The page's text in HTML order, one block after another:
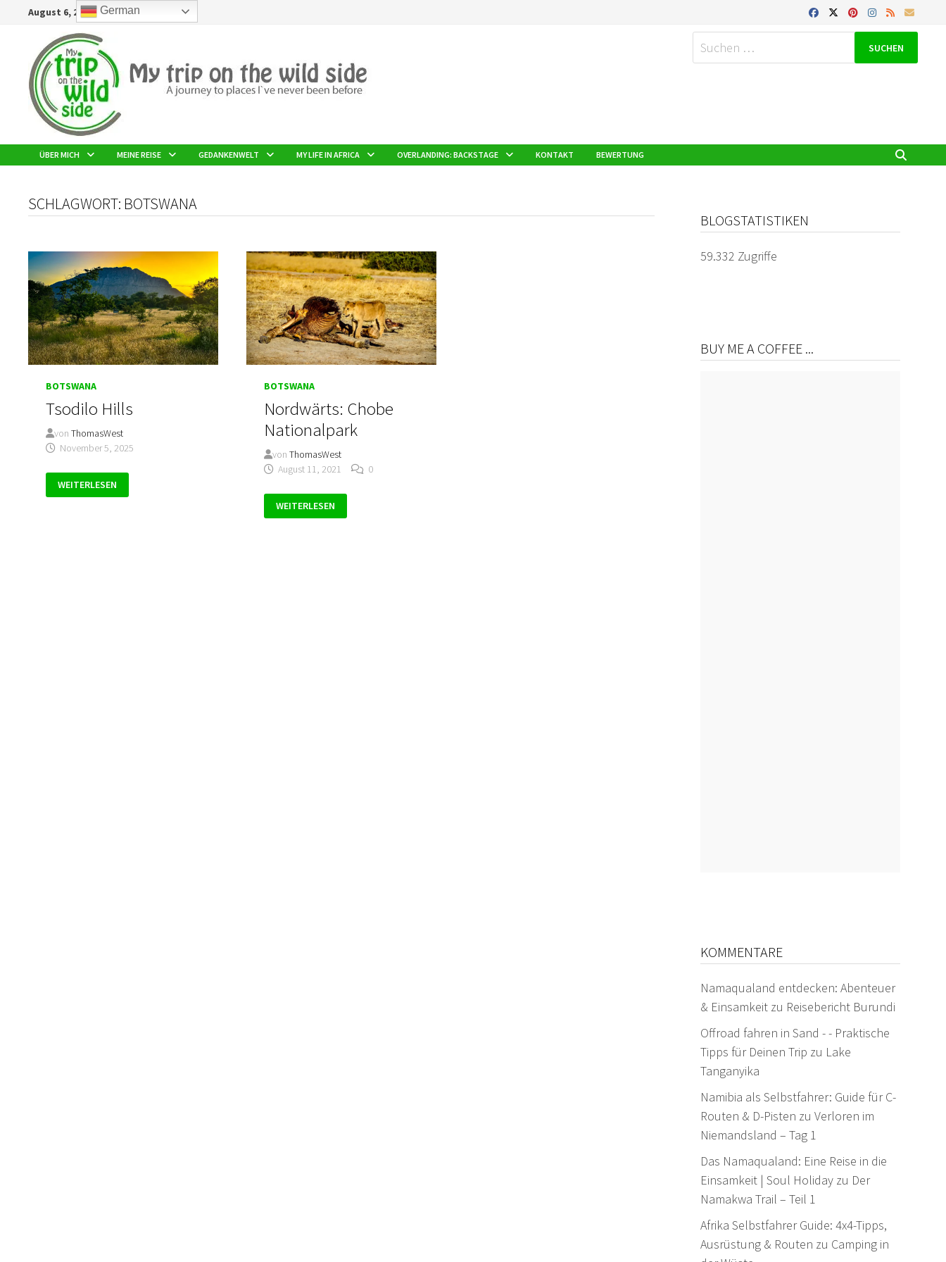
ZurückAugust 6, 2026
Suchen
nach:
ÜBER MICH MEINE REISE GEDANKENWELT MY LIFE IN AFRICA OVERLANDING: BACKSTAGE KONTAKT BEWERTUNG
SCHLAGWORT: BOTSWANA
BOTSWANA
Tsodilo Hills
vonThomasWest
November 5, 2025
TSODILO
HILLS
WEITERLESEN
BOTSWANA
Nordwärts: Chobe
Nationalpark
vonThomasWest
August 11, 2021
0
NORDWÄRTS:
CHOBE
NATIONALPARK
WEITERLESEN
BLOGSTATISTIKEN
59.332 Zugriffe
BUY ME A COFFEE ...
KOMMENTARE
Namaqualand entdecken: Abenteuer
& Einsamkeitzu Reisebericht Burundi
Offroad fahren in Sand - - Praktische
Tipps für Deinen Trip zu Lake
Tanganyika
Namibia als Selbstfahrer: Guide für C-
Routen & D-Pisten zu Verloren im
Niemandsland – Tag 1
Das Namaqualand: Eine Reise in die
Einsamkeit | Soul Holidayzu Der
Namakwa Trail – Teil 1
Afrika Selbstfahrer Guide: 4x4-Tipps,
Ausrüstung & Routen zu Camping in
German